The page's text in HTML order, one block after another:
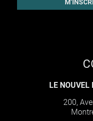
LE NOUVEL
200,